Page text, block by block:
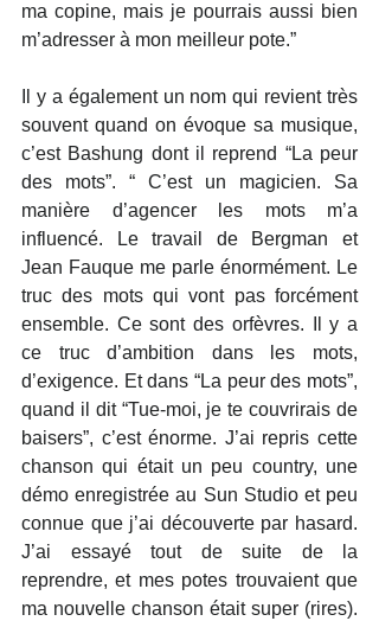
ma copine, mais je pourrais aussi bien
m’adresser à mon meilleur pote.”
Il y a également un nom qui revient très
souvent quand on évoque sa musique,
c’est Bashung dont il reprend “La peur
des mots”. “ C’est un magicien. Sa
manière d’agencer les mots m’a
influencé. Le travail de Bergman et
Jean Fauque me parle énormément. Le
truc des mots qui vont pas forcément
ensemble. Ce sont des orfèvres. Il y a
ce truc d’ambition dans les mots,
d’exigence. Et dans “La peur des mots”,
quand il dit “Tue-moi, je te couvrirais de
baisers”, c’est énorme. J’ai repris cette
chanson qui était un peu country, une
démo enregistrée au Sun Studio et peu
connue que j’ai découverte par hasard.
J’ai essayé tout de suite de la
reprendre, et mes potes trouvaient que
ma nouvelle chanson était super (rires).